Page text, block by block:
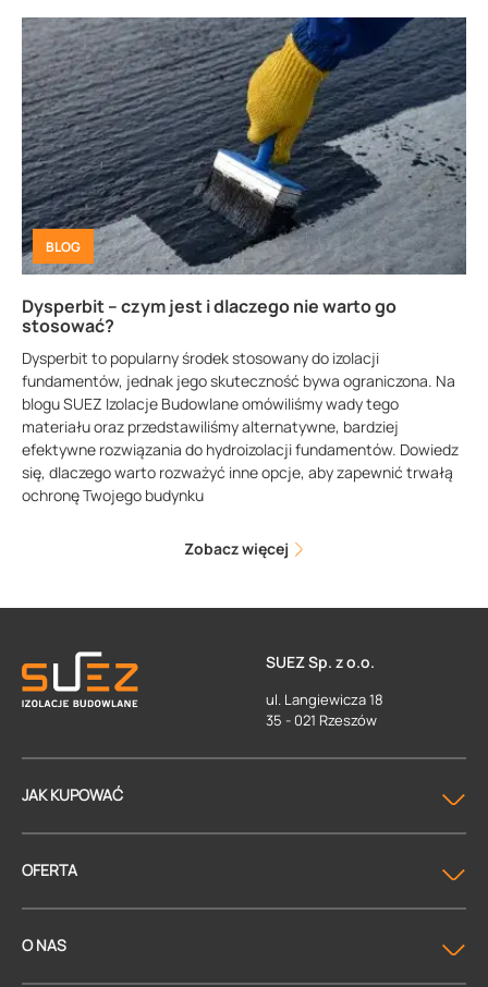
BLOG
Dysperbit – czym jest i dlaczego nie warto go
stosować?
Dysperbit to popularny środek stosowany do izolacji
fundamentów, jednak jego skuteczność bywa ograniczona. Na
blogu SUEZ Izolacje Budowlane omówiliśmy wady tego
materiału oraz przedstawiliśmy alternatywne, bardziej
efektywne rozwiązania do hydroizolacji fundamentów. Dowiedz
się, dlaczego warto rozważyć inne opcje, aby zapewnić trwałą
ochronę Twojego budynku
Zobacz więcej
SUEZ Sp. z o.o.
ul. Langiewicza 18
35 - 021 Rzeszów
JAK KUPOWAĆ
OFERTA
O NAS